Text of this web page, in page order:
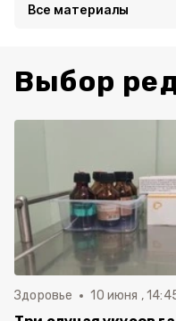
Все материалы
Выбор
Здоровье 10 июня ,